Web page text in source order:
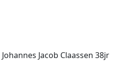
Jacob Claassen 38jr